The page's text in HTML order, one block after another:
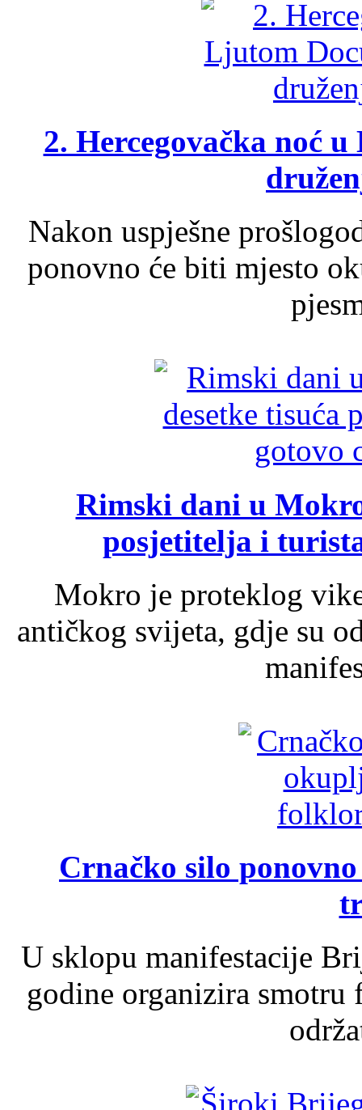
2. Hercegovačka noć
Nakon uspješne
ponovno će biti mjesto
Rimski dani u
posjetitelja i
Mokro je proteklog
antičkog svijeta, gdje su
Crnačko silo
U sklopu manifestacije
godine organizira